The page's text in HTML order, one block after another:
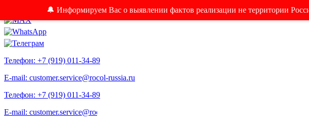
🔔 Информируем Вас о выявлении фактов реализации не территории
Телефон: +7 (919) 011-34-89
E-mail: customer.service@rocol-russia.ru
Телефон: +7 (919) 011-34-89
E-mail: customer.service@rocol-russia.ru